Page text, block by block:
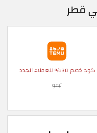
قطر
كود خصم 30% للعملاء الجدد
تيمو